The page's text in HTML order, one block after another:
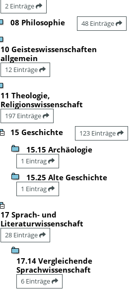
2 Einträge
08 Philosophie 48 Einträge
10 Geisteswissenschaften
allgemein
12 Einträge
11 Theologie,
Religionswissenschaft
197 Einträge
15 Geschichte 123 Einträge
15.15 Archäologie
1 Eintrag
15.25 Alte Geschichte
1 Eintrag
17 Sprach- und
Literaturwissenschaft
28 Einträge
17.14 Vergleichende
Sprachwissenschaft
6 Einträge